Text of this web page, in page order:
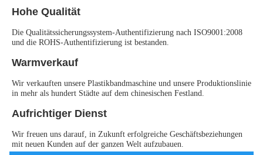
Hohe Qualität
Die Qualitätssicherungssystem-Authentifizierung nach ISO9001:2008
und die ROHS-Authentifizierung ist bestanden.
Warmverkauf
Wir verkauften unsere Plastikbandmaschine und unsere Produktionslinie
in mehr als hundert Städte auf dem chinesischen Festland.
Aufrichtiger Dienst
Wir freuen uns darauf, in Zukunft erfolgreiche Geschäftsbeziehungen
mit neuen Kunden auf der ganzen Welt aufzubauen.